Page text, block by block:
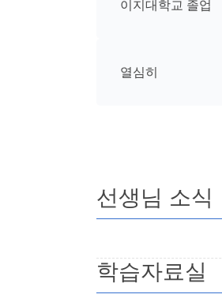
이지대학교 졸업
열심히
선생님 소식
학습자료실